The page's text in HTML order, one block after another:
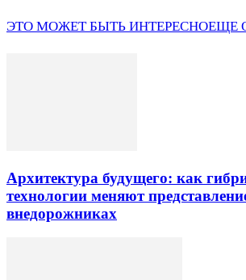
ЭТО МОЖЕТ БЫТЬ ИНТЕРЕСНОЕЩЕ
Архитектура будущего: как
технологии меняют
внедорожниках